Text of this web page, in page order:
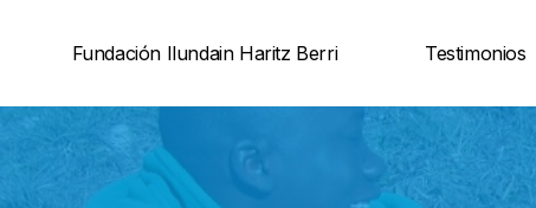
Fundación Ilundain Haritz Berri Testimonios